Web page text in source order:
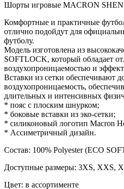
Шорты игровые MACRON
Комфортные и практичные
отлично подойдут для
футболу.
Модель изготовлена из
SOFTLOCK, который обладает
воздухопроницаемостью и
Вставки из сетки обеспечивают
воздухопроницаемость,
длительных и интенсивных
* пояс с плоским шнурком;
* боковые вставки из эко-сетки;
* силиконовый логотип Macron
* Ассиметричный дизайн.
Состав: 100% Polyester (ECO
Доступные размеры: 3XS, XXS,
Цвет: в ассортименте